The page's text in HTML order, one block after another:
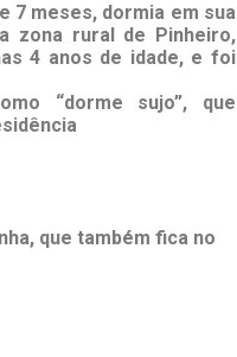
7 meses, dormia em sua
zona rural de Pinheiro,
4 anos de idade, e foi
“dorme sujo”, que
que também fica no